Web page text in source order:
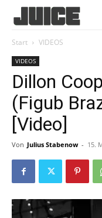
Start VIDEOS
VIDEOS
Dillon
(Figub
[Video]
Von Julius Stabenow - 15.